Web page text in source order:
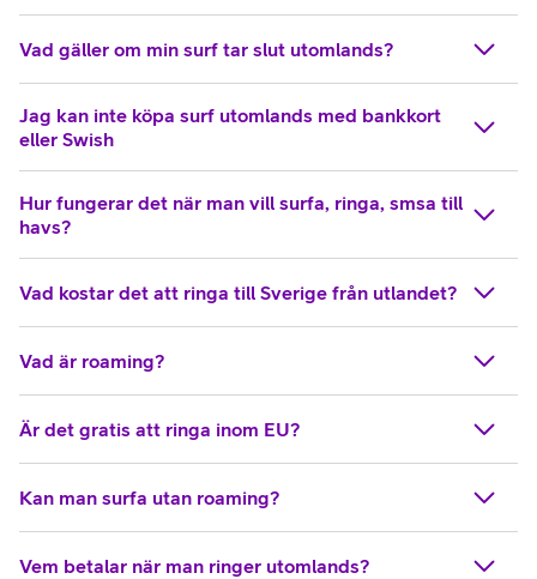
Vad gäller om min surf tar slut utomlands?
Jag kan inte köpa surf utomlands med bankkort
eller Swish
Hur fungerar det när man vill surfa, ringa, smsa till
havs?
Vad kostar det att ringa till Sverige från utlandet?
Vad är roaming?
Är det gratis att ringa inom EU?
Kan man surfa utan roaming?
Vem betalar när man ringer utomlands?